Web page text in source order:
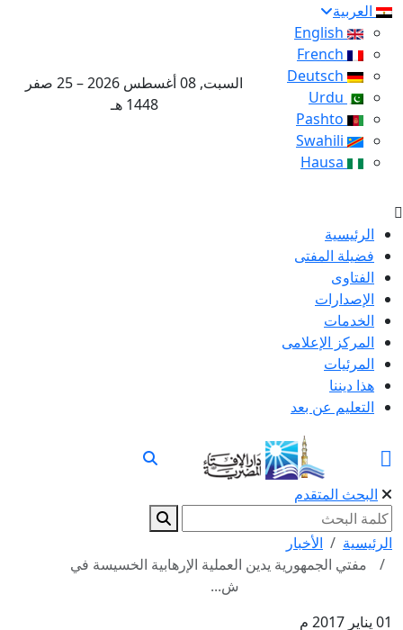
العربية
السبت, 08 أغسطس 2026 – 25 صفر
1448 هـ
الرئيسية
فضيلة المفتى
الفتاوى
الإصدارات
الخدمات
المركز الإعلامى
المرئيات
هذا ديننا
التعليم عن بعد
البحث المتقدم
الأخبار
مفتي الجمهورية يدين العملية الإرهابية الخسيسة في
ش...